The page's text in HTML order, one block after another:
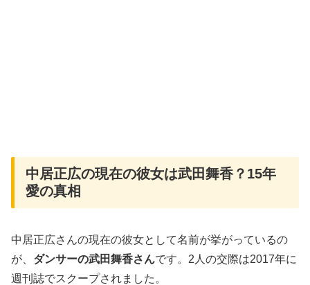
中居正広の現在の彼女は武田舞香？15年
愛の真相
中居正広さんの現在の彼女として名前が挙がっているの
が、 ダンサーの武田舞香さんです。2人の交際は2017年に
週刊誌でスクープされました。